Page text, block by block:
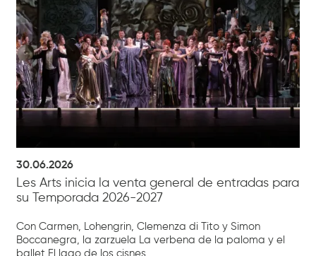
30.06.2026
Les Arts inicia la venta general de entradas para
su Temporada 2026-2027
Con Carmen, Lohengrin, Clemenza di Tito y Simon
Boccanegra, la zarzuela La verbena de la paloma y el
ballet El lago de los cisnes